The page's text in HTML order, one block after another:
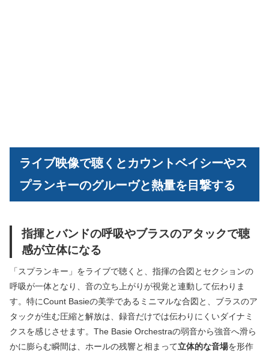
ライブ映像で聴くとカウントベイシーやス
プランキーのグルーヴと熱量を目撃する
指揮とバンドの呼吸やブラスのアタックで聴
感が立体になる
「スプランキー」をライブで聴くと、指揮の合図とセクションの
呼吸が一体となり、音の立ち上がりが視覚と連動して伝わりま
す。特にCount Basieの美学であるミニマルな合図と、ブラスのア
タックが生む圧縮と解放は、録音だけでは伝わりにくいダイナミ
クスを感じさせます。The Basie Orchestraの弱音から強音へ滑ら
かに膨らむ瞬間は、ホールの残響と相まって立体的な音場を形作